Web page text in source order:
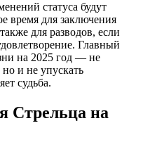
статуса будут
время для заключения
для разводов, если
Главный
на 2025 год — не
и не упускать
судьба.
Стрельца на